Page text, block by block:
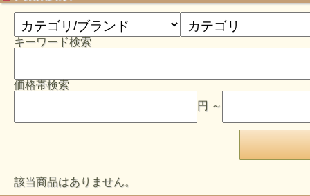
キーワード検索
価格帯検索
円 ～
該当商品はありません。